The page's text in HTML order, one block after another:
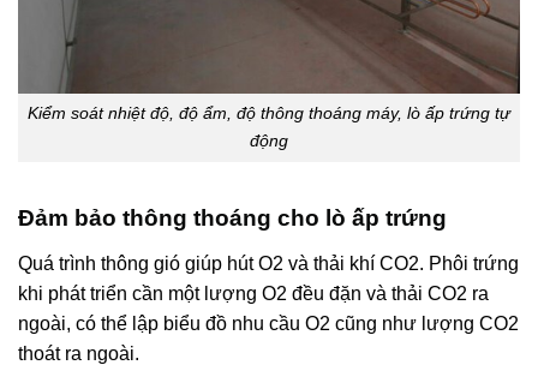
Kiểm soát nhiệt độ, độ ẩm, độ thông thoáng máy, lò ấp trứng tự
động
Đảm bảo thông thoáng cho lò ấp trứng
Quá trình thông gió giúp hút O2 và thải khí CO2. Phôi trứng
khi phát triển cần một lượng O2 đều đặn và thải CO2 ra
ngoài, có thể lập biểu đồ nhu cầu O2 cũng như lượng CO2
thoát ra ngoài.